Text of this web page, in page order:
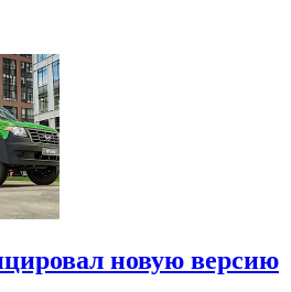
новую версию